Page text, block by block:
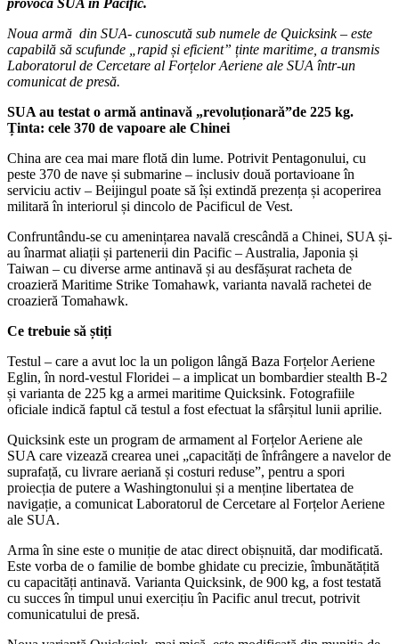
Noua armă din SUA- cunoscută sub numele de Quicksink – este
capabilă să scufunde „rapid și eficient” ținte maritime, a transmis
Laboratorul de Cercetare al Forțelor Aeriene ale SUA într-un
comunicat de presă.
SUA au testat o armă antinavă „revoluționară”de 225 kg.
Ținta: cele 370 de vapoare ale Chinei
China are cea mai mare flotă din lume. Potrivit Pentagonului, cu
peste 370 de nave și submarine – inclusiv două portavioane în
serviciu activ – Beijingul poate să își extindă prezența și acoperirea
militară în interiorul și dincolo de Pacificul de Vest.
Confruntându-se cu amenințarea navală crescândă a Chinei, SUA și-
au înarmat aliații și partenerii din Pacific – Australia, Japonia și
Taiwan – cu diverse arme antinavă și au desfășurat racheta de
croazieră Maritime Strike Tomahawk, varianta navală rachetei de
croazieră Tomahawk.
Ce trebuie să știți
Testul – care a avut loc la un poligon lângă Baza Forțelor Aeriene
Eglin, în nord-vestul Floridei – a implicat un bombardier stealth B-2
și varianta de 225 kg a armei maritime Quicksink. Fotografiile
oficiale indică faptul că testul a fost efectuat la sfârșitul lunii aprilie.
Quicksink este un program de armament al Forțelor Aeriene ale
SUA care vizează crearea unei „capacități de înfrângere a navelor de
suprafață, cu livrare aeriană și costuri reduse”, pentru a spori
proiecția de putere a Washingtonului și a menține libertatea de
navigație, a comunicat Laboratorul de Cercetare al Forțelor Aeriene
ale SUA.
Arma în sine este o muniție de atac direct obișnuită, dar modificată.
Este vorba de o familie de bombe ghidate cu precizie, îmbunătățită
cu capacități antinavă. Varianta Quicksink, de 900 kg, a fost testată
cu succes în timpul unui exercițiu în Pacific anul trecut, potrivit
comunicatului de presă.